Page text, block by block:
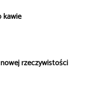
kawie
rzeczywistości